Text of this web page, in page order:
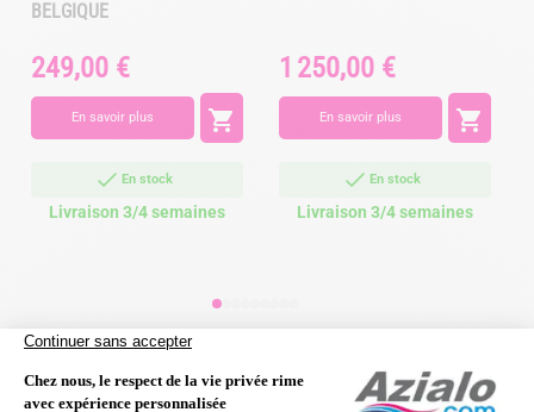
BELGIQUE
Prix
249,00 €
En savoir plus 
En stock
Livraison 3/4 semaines
Prix
1 250,00 €
En savoir plus 
En stock
Livraison 3/4 semaines
Les clients qui ont acheté ce